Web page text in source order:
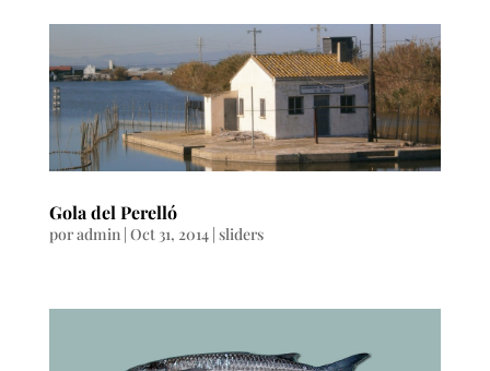
Gola del Perelló
poradmin| Oct 31, 2014| sliders